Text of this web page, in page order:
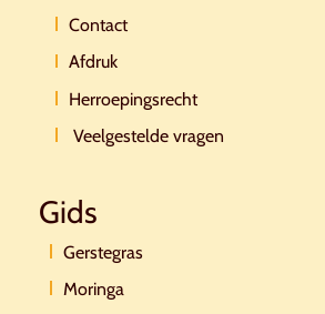
Contact
Afdruk
Herroepingsrecht
Veelgestelde vragen
Gids
Gerstegras
Moringa